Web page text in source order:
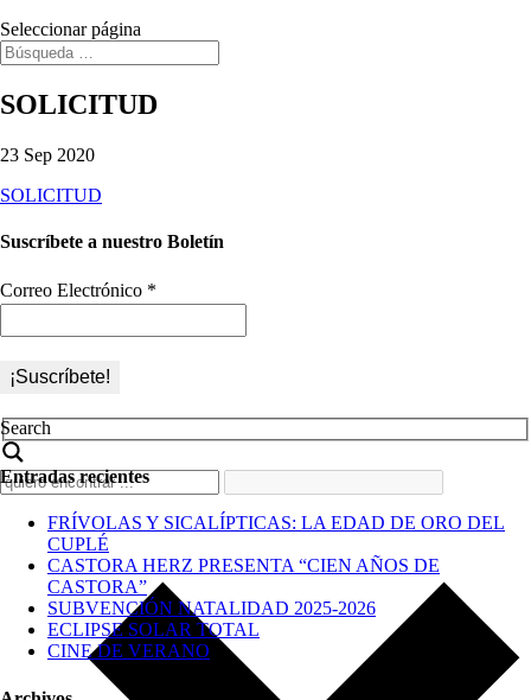
Seleccionar página
SOLICITUD
23 Sep 2020
SOLICITUD
Suscríbete a nuestro Boletín
Correo Electrónico *
Search
Entradas recientes
FRÍVOLAS Y SICALÍPTICAS: LA EDAD DE ORO DEL
CUPLÉ
CASTORA HERZ PRESENTA “CIEN AÑOS DE
CASTORA”
SUBVENCIÓN NATALIDAD 2025-2026
ECLIPSE SOLAR TOTAL
CINE DE VERANO